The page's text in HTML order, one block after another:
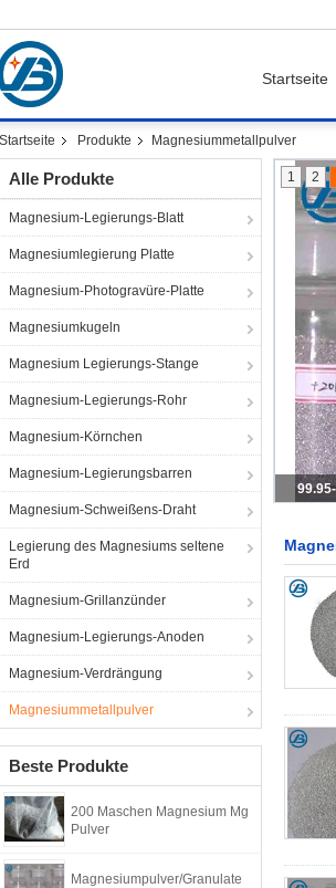
Startseite
Startseite Produkte Magnesiummetallpulver
Alle Produkte
Magnesium-Legierungs-Blatt
Magnesiumlegierung Platte
Magnesium-Photogravüre-Platte
Magnesiumkugeln
Magnesium Legierungs-Stange
Magnesium-Legierungs-Rohr
Magnesium-Körnchen
Magnesium-Legierungsbarren
Magnesium-Schweißens-Draht
Legierung des Magnesiums seltene
Erd
Magnesium-Grillanzünder
Magnesium-Legierungs-Anoden
Magnesium-Verdrängung
Magnesiummetallpulver
Beste Produkte
200 Maschen Magnesium Mg
Pulver
Magnesiumpulver/Granulate
1 2